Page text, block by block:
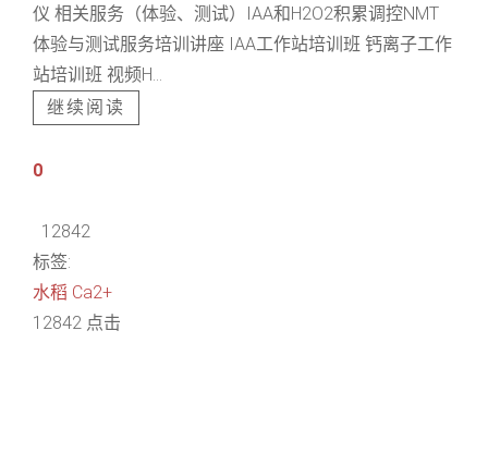
仪 相关服务（体验、测试）IAA和H2O2积累调控NMT
体验与测试服务培训讲座 IAA工作站培训班 钙离子工作
站培训班 视频H...
继续阅读
0
12842
标签:
水稻 Ca2+
12842 点击